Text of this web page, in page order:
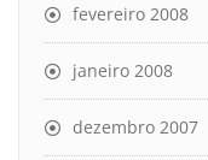
fevereiro 2008
janeiro 2008
dezembro 2007